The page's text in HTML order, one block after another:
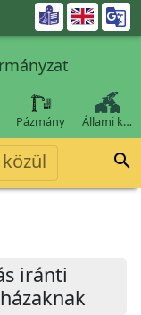

Pázmány Állami k…

iránti